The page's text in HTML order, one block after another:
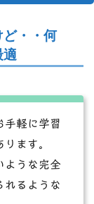
・・何
手軽に学習
ます。
ような完全
れるような